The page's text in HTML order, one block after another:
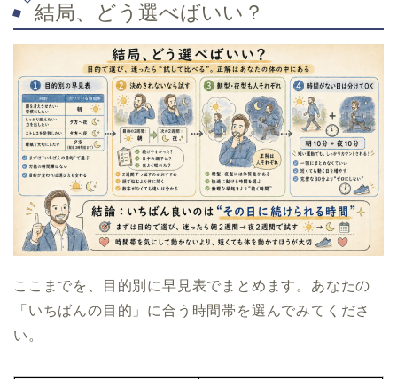
結局、どう選べばいい？
ここまでを、目的別に早見表でまとめます。あなたの
「いちばんの目的」に合う時間帯を選んでみてくださ
い。